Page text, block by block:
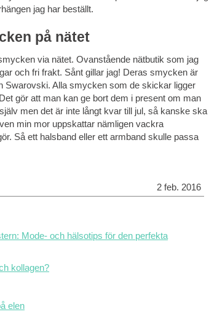
jag har beställt.
på nätet
via nätet. Ovanstående nätbutik som jag
och fri frakt. Sånt gillar jag! Deras smycken är
Swarovski. Alla smycken som de skickar ligger
gör att man kan ge bort dem i present om man
men det är inte långt kvar till jul, så kanske ska
min mor uppskattar nämligen vackra
Så ett halsband eller ett armband skulle passa
2 feb. 2016
Mode- och hälsotips för den perfekta
kollagen?
elen